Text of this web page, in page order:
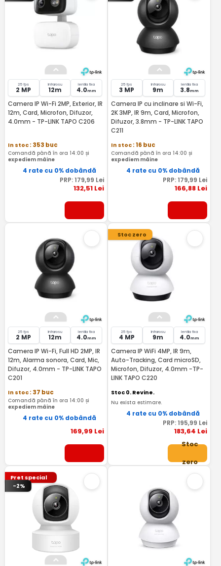
25 fps
2 MP
Infrarosu
12m
lentila fixa
4.0mm
Camera IP Wi-Fi 2MP, Exterior, IR
12m, Card, Microfon, Difuzor,
4.0mm - TP-LINK TAPO C206
In stoc: 353 buc
Comandă până în ora 14:00 și
expediem mâine
4 rate cu 0% dobândă
PRP: 179,99 Lei
132,51Lei
25 fps
3 MP
Infrarosu
9m
lentila fixa
3.8mm
Camera IP cu inclinare si Wi-Fi,
2K 3MP, IR 9m, Card, Microfon,
Difuzor, 3.8mm - TP-LINK TAPO
C211
In stoc: 16 buc
Comandă până în ora 14:00 și
expediem mâine
4 rate cu 0% dobândă
PRP: 179,99 Lei
166,88 Lei
25 fps
2 MP
Infrarosu
12m
lentila fixa
4.0mm
Camera IP Wi-Fi, Full HD 2MP, IR
12m, Alarma sonora, Card, Mic,
Difuzor, 4.0mm - TP-LINK TAPO
C201
In stoc: 37 buc
Comandă până în ora 14:00 și
expediem mâine
4 rate cu 0% dobândă
169,99 Lei
Stoc zero
25 fps
4 MP
Infrarosu
9m
lentila fixa
4.0mm
Camera IP WiFi 4MP, IR 9m,
Auto-Tracking, Card microSD,
Microfon, Difuzor, 4.0mm -TP-
LINK TAPO C220
Stoc 0. Revine.
Nu exista estimare.
4 rate cu 0% dobândă
PRP: 195,99 Lei
183,64 Lei
Stoc
zero
Pret special
-2%